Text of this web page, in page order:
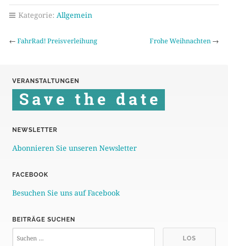
Kategorie: Allgemein
← FahrRad! Preisverleihung Frohe Weihnachten →
VERANSTALTUNGEN
NEWSLETTER
Abonnieren Sie unseren Newsletter
FACEBOOK
Besuchen Sie uns auf Facebook
BEITRÄGE SUCHEN